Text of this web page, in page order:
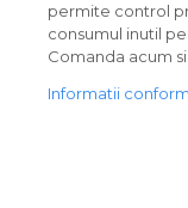
permite control
consumul inutil
Comanda acum
Informatii